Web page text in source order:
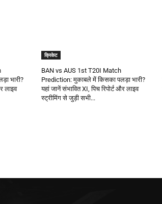
भारी?
लाइव
क्रिकेट
BAN vs AUS 1st T20I Match
Prediction: मुकाबले में किसका पलड़ा भारी?
यहां जानें संभावित XI, पिच रिपोर्ट और लाइव
स्ट्रीमिंग से जुड़ी सभी...